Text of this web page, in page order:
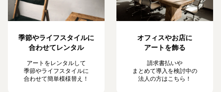
季節やライフスタイルに
合わせてレンタル
アートをレンタルして
季節やライフスタイルに
合わせて簡単模様替え！
オフィスやお店に
アートを飾る
請求書払いや
まとめて導入を検討中の
法人の方はこちら！